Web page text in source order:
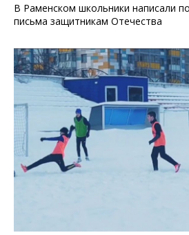
В Раменском школьники написали
письма защитникам Отечества